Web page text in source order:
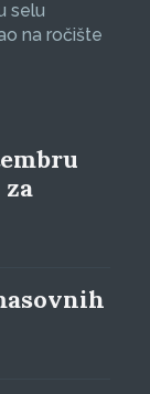
selu
na ročište